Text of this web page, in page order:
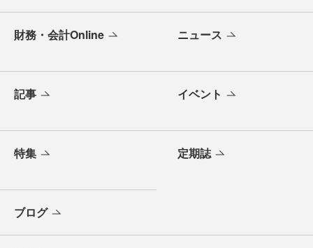
財務・会計Online ニュース
記事 イベント
特集 定期誌
ブログ